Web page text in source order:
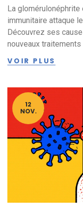
La
immunitaire attaque
Découvrez ses
nouveaux traitements
VOIR PLUS
12
NOV.